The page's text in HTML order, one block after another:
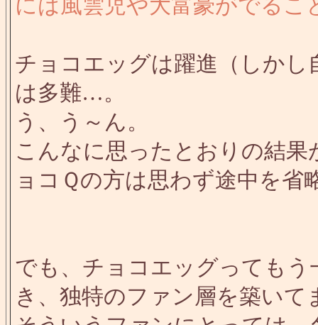
には風雲児や大富豪がでるこ
チョコエッグは躍進（しかし
は多難…。
う、う～ん。
こんなに思ったとおりの結
ョコＱの方は思わず途中を
でも、チョコエッグっても
き、独特のファン層を築いて